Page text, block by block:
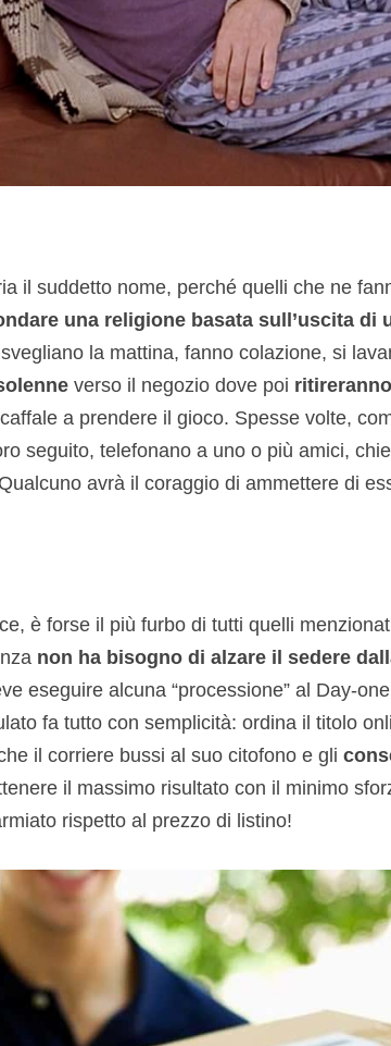
il suddetto nome, perché quelli che ne
una religione basata sull’uscita di
la mattina, fanno colazione, si
verso il negozio dove poi
a prendere il gioco. Spesse volte,
seguito, telefonano a uno o più amici,
avrà il coraggio di ammettere di
è forse il più furbo di tutti quelli
non ha bisogno di alzare il sedere
eseguire alcuna “processione” al Day-
fa tutto con semplicità: ordina il titolo
il corriere bussi al suo citofono e gli
il massimo risultato con il minimo
rispetto al prezzo di listino!